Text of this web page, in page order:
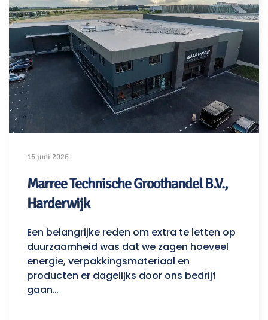
16 juni 2026
Marree Technische Groothandel B.V.,
Harderwijk
Een belangrijke reden om extra te letten op
duurzaamheid was dat we zagen hoeveel
energie, verpakkingsmateriaal en
producten er dagelijks door ons bedrijf
gaan…